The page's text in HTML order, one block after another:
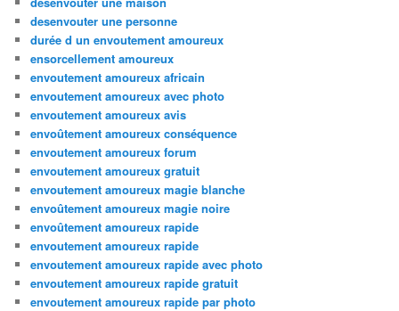
desenvouter une personne
durée d un envoutement amoureux
ensorcellement amoureux
envoutement amoureux africain
envoutement amoureux avec photo
envoutement amoureux avis
envoûtement amoureux conséquence
envoutement amoureux forum
envoutement amoureux gratuit
envoutement amoureux magie blanche
envoûtement amoureux magie noire
envoûtement amoureux rapide
envoutement amoureux rapide
envoutement amoureux rapide avec photo
envoutement amoureux rapide gratuit
envoutement amoureux rapide par photo